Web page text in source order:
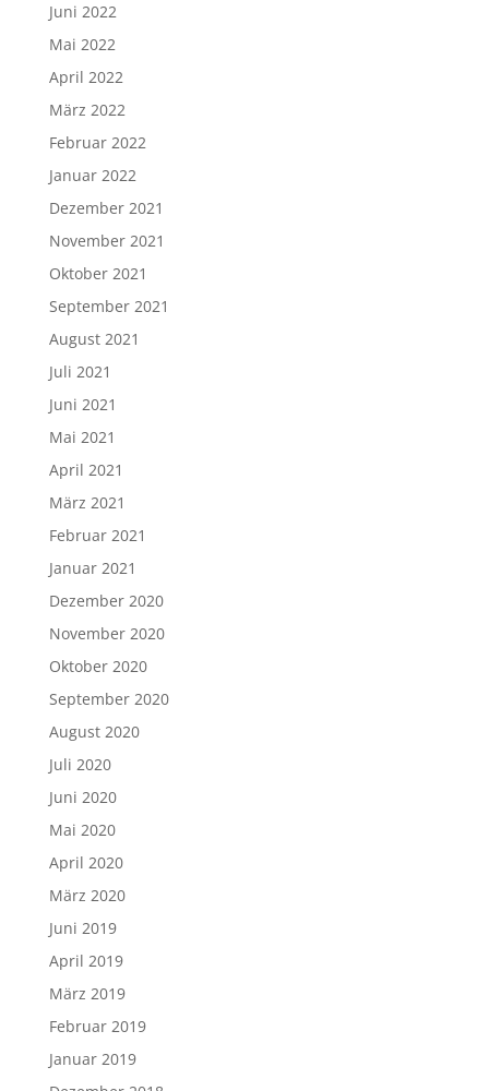
Juni 2022
Mai 2022
April 2022
März 2022
Februar 2022
Januar 2022
Dezember 2021
November 2021
Oktober 2021
September 2021
August 2021
Juli 2021
Juni 2021
Mai 2021
April 2021
März 2021
Februar 2021
Januar 2021
Dezember 2020
November 2020
Oktober 2020
September 2020
August 2020
Juli 2020
Juni 2020
Mai 2020
April 2020
März 2020
Juni 2019
April 2019
März 2019
Februar 2019
Januar 2019